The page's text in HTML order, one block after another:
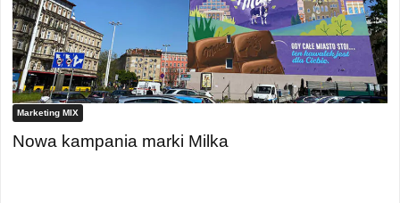
Marketing MIX
Nowa kampania marki Milka